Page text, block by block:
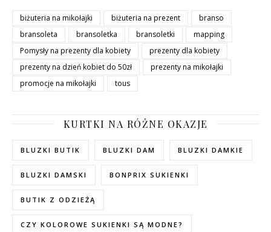
biżuteria na mikołajki biżuteria na prezent
branso
bransoleta
bransoletka bransoletki
mapping
Pomysły na prezenty dla kobiety
prezenty dla kobiety
prezenty na dzień kobiet do 50zł
prezenty na mikołajki
promocje na mikołajki
tous
KURTKI NA RÓŻNE OKAZJE
BLUZKI BUTIK BLUZKI DAM BLUZKI DAMKIE
BLUZKI DAMSKI BONPRIX SUKIENKI
BUTIK Z ODZIEŻĄ
CZY KOLOROWE SUKIENKI SĄ MODNE?